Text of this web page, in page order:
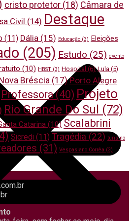
cristo protetor (18) Câmara de
Civil (14) Destaque
(11) Dália (15) Educação (3) Eleições
(205) Estudo (25) evento
(10) HBST (3) Hospital (6) Lula (5)
Bréscia (17) Porto Alegre
Professora(40) Projeto
Rio Grande Do Sul (72)
Catarina (10) Scalabrini
Sicredi (11) Tragédia (22) turismo
(31) Vespasiano Corrêa (3)